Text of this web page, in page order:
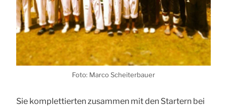
Foto: Mar­co Schei­ter­bau­er
Sie kom­plet­tier­ten zusam­men mit den Star­tern bei